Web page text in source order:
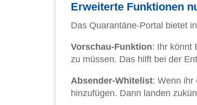
Erweiterte Funktionen
Das Quarantäne-Portal bietet
Vorschau-Funktion: Ihr könnt
zu müssen. Das hilft bei der
Absender-Whitelist: Wenn ihr
hinzufügen. Dann landen